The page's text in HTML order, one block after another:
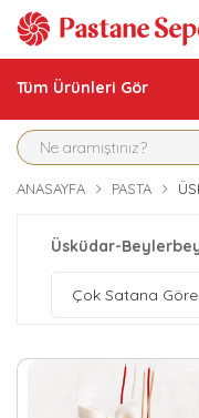
Tüm Ürünleri Gör
ANASAYFA PASTA
Üsküdar-
Çok Satana Göre